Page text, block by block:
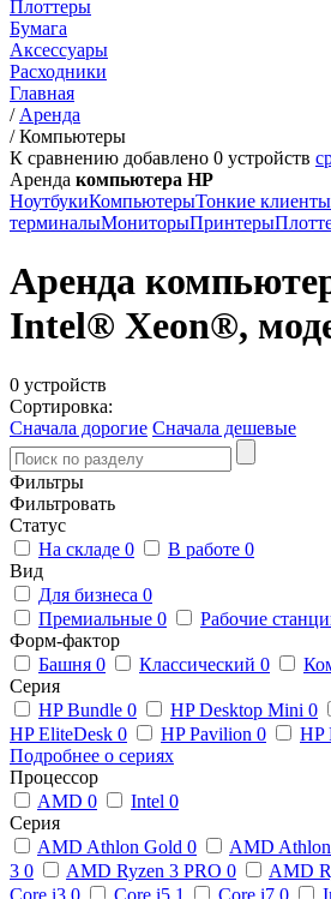
Плоттеры
Бумага
Аксессуары
Расходники
Главная
/ Аренда
/Компьютеры
К сравнению добавлено 0 устройств
Аренда компьютера HP
НоутбукиКомпьютерыТонкие клиенты
терминалыМониторыПринтеры
Аренда
Intel® Xeon®,
0 устройств
Сортировка:
Сначала дорогие Сначала дешевые
Фильтры
Фильтровать
Статус
На складе 0 В работе 0
Вид
Для бизнеса 0
Премиальные 0 Рабочие
Форм-фактор
Башня 0 Классический 0
Серия
HP Bundle 0 HP Desktop Mini 0
HP EliteDesk 0 HP Pavilion 0 HP
Подробнее о сериях
Процессор
AMD 0 Intel 0
Серия
AMD Athlon Gold 0 AMD
3 0 AMD Ryzen 3 PRO 0 AMD
Core i3 0 Core i5 1 Core i7 0